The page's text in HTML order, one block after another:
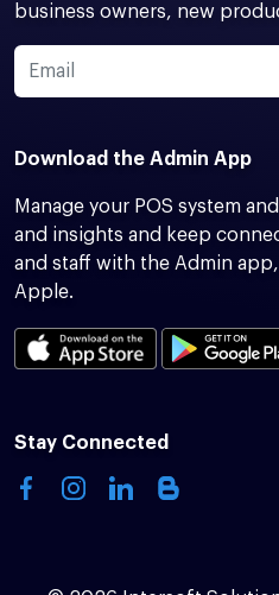
business owners, new
Download the Admin App
Manage your POS system
and insights and keep
and staff with the Admin
Apple.
Stay Connected